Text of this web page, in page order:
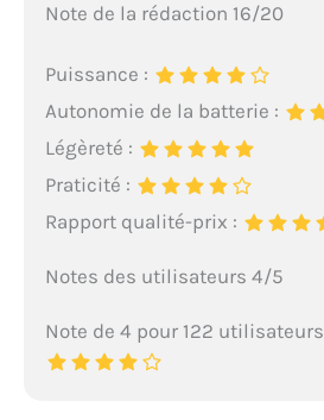
Note de la rédaction 16/20
Puissance :
Autonomie de la batterie :
Légèreté :
Praticité :
Rapport qualité-prix :
Notes des utilisateurs 4/5
Note de 4 pour 122 utilisateurs